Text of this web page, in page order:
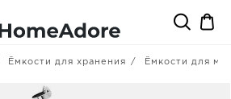
Ёмкости для хранения Ёмкости для